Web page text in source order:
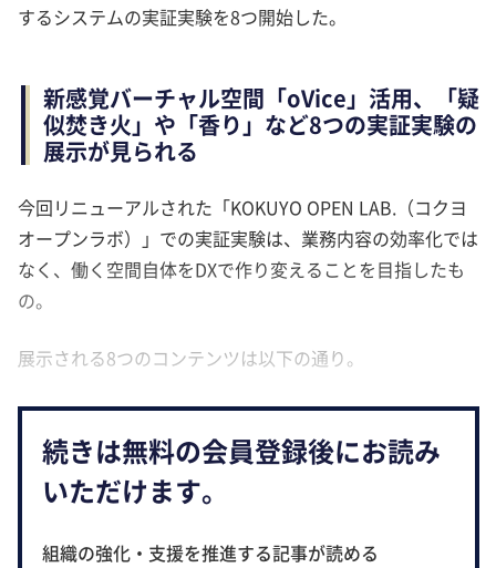
するシステムの実証実験を8つ開始した。
新感覚バーチャル空間「oVice」活用、「疑
似焚き火」や「香り」など8つの実証実験の
展示が見られる
今回リニューアルされた「KOKUYO OPEN LAB.（コクヨ
オープンラボ）」での実証実験は、業務内容の効率化では
なく、働く空間自体をDXで作り変えることを目指したも
の。
展示される8つのコンテンツは以下の通り。
続きは無料の会員登録後にお読み
いただけます。
組織の強化・支援を推進する記事が読める